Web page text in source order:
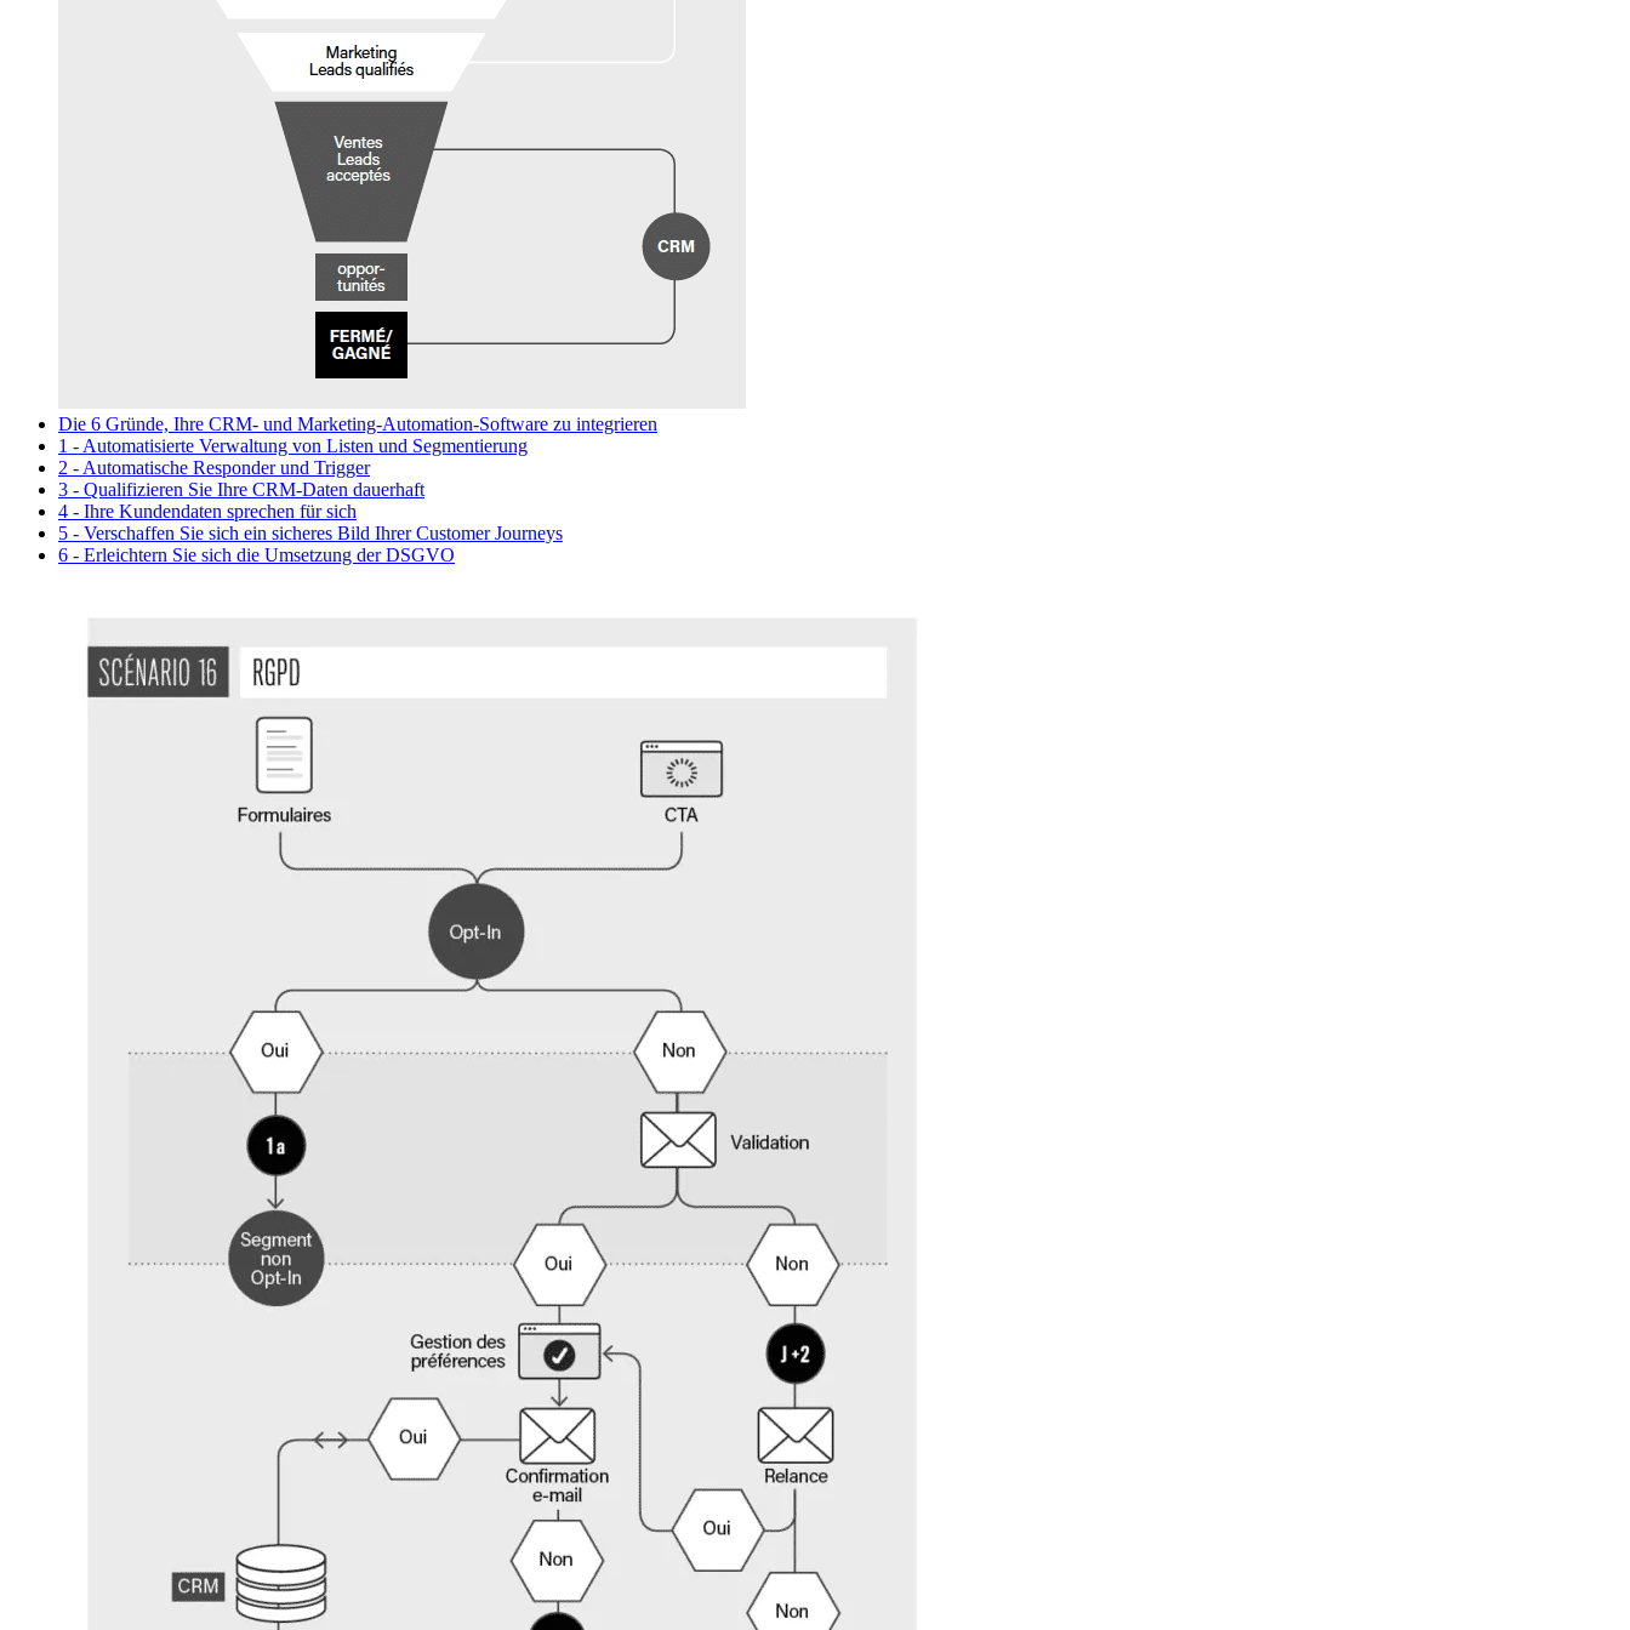
Die 6 Gründe, Ihre CRM- und Marketing-Automation-Software zu integrieren
1 - Automatisierte Verwaltung von Listen und Segmentierung
2 - Automatische Responder und Trigger
3 - Qualifizieren Sie Ihre CRM-Daten dauerhaft
4 - Ihre Kundendaten sprechen für sich
5 - Verschaffen Sie sich ein sicheres Bild Ihrer Customer Journeys
6 - Erleichtern Sie sich die Umsetzung der DSGVO